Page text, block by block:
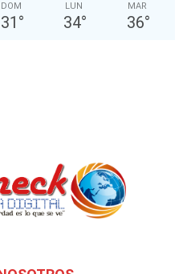
DOM
31 °
LUN
34°
MAR
36°